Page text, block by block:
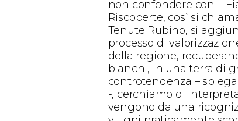
non confondere con il
Riscoperte, così si
Tenute Rubino, si
processo di
della regione,
bianchi, in una terra di
controtendenza –
-, cerchiamo di
vengono da una